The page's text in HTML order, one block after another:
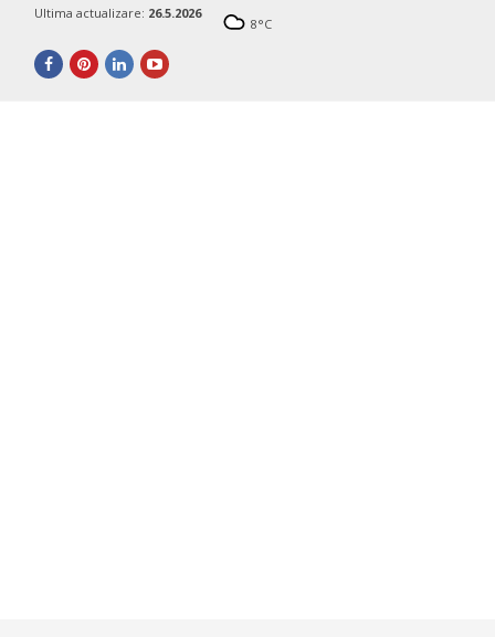
Ultima actualizare: 26.5.2026
8°C